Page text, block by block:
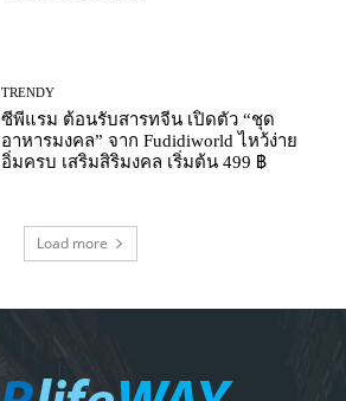
TRENDY
ซีพีแรม ต้อนรับสารทจีน เปิดตัว “ชุด
อาหารมงคล” จาก Fudidiworld ไหว้ง่าย
อิ่มครบ เสริมสิริมงคล เริ่มต้น 499 ฿
Load more